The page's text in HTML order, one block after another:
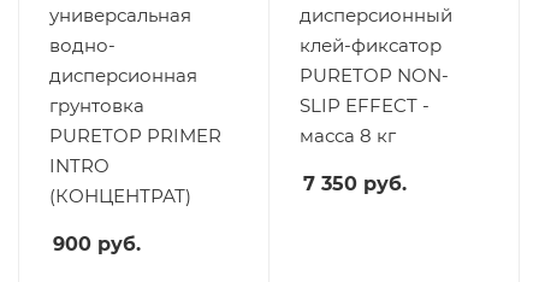
универсальная
водно-
дисперсионная
грунтовка
PURETOP PRIMER
INTRO
(КОНЦЕНТРАТ)
900 руб.
дисперсионный
клей-фиксатор
PURETOP NON-
SLIP EFFECT -
масса 8 кг
7 350 руб.